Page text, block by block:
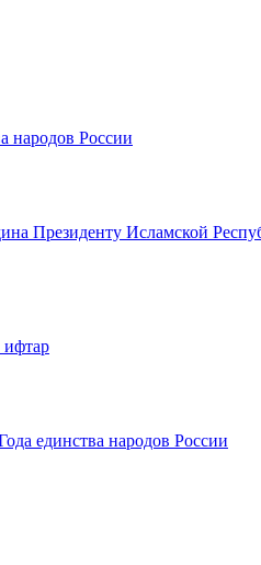
народов России
Президенту Исламской
единства народов России